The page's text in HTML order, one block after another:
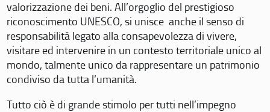
valorizzazione dei beni. All’orgoglio del prestigioso
riconoscimento UNESCO, si unisce anche il senso di
responsabilità legato alla consapevolezza di vivere,
visitare ed intervenire in un contesto territoriale unico al
mondo, talmente unico da rappresentare un patrimonio
condiviso da tutta l’umanità.
Tutto ciò è di grande stimolo per tutti nell’impegno